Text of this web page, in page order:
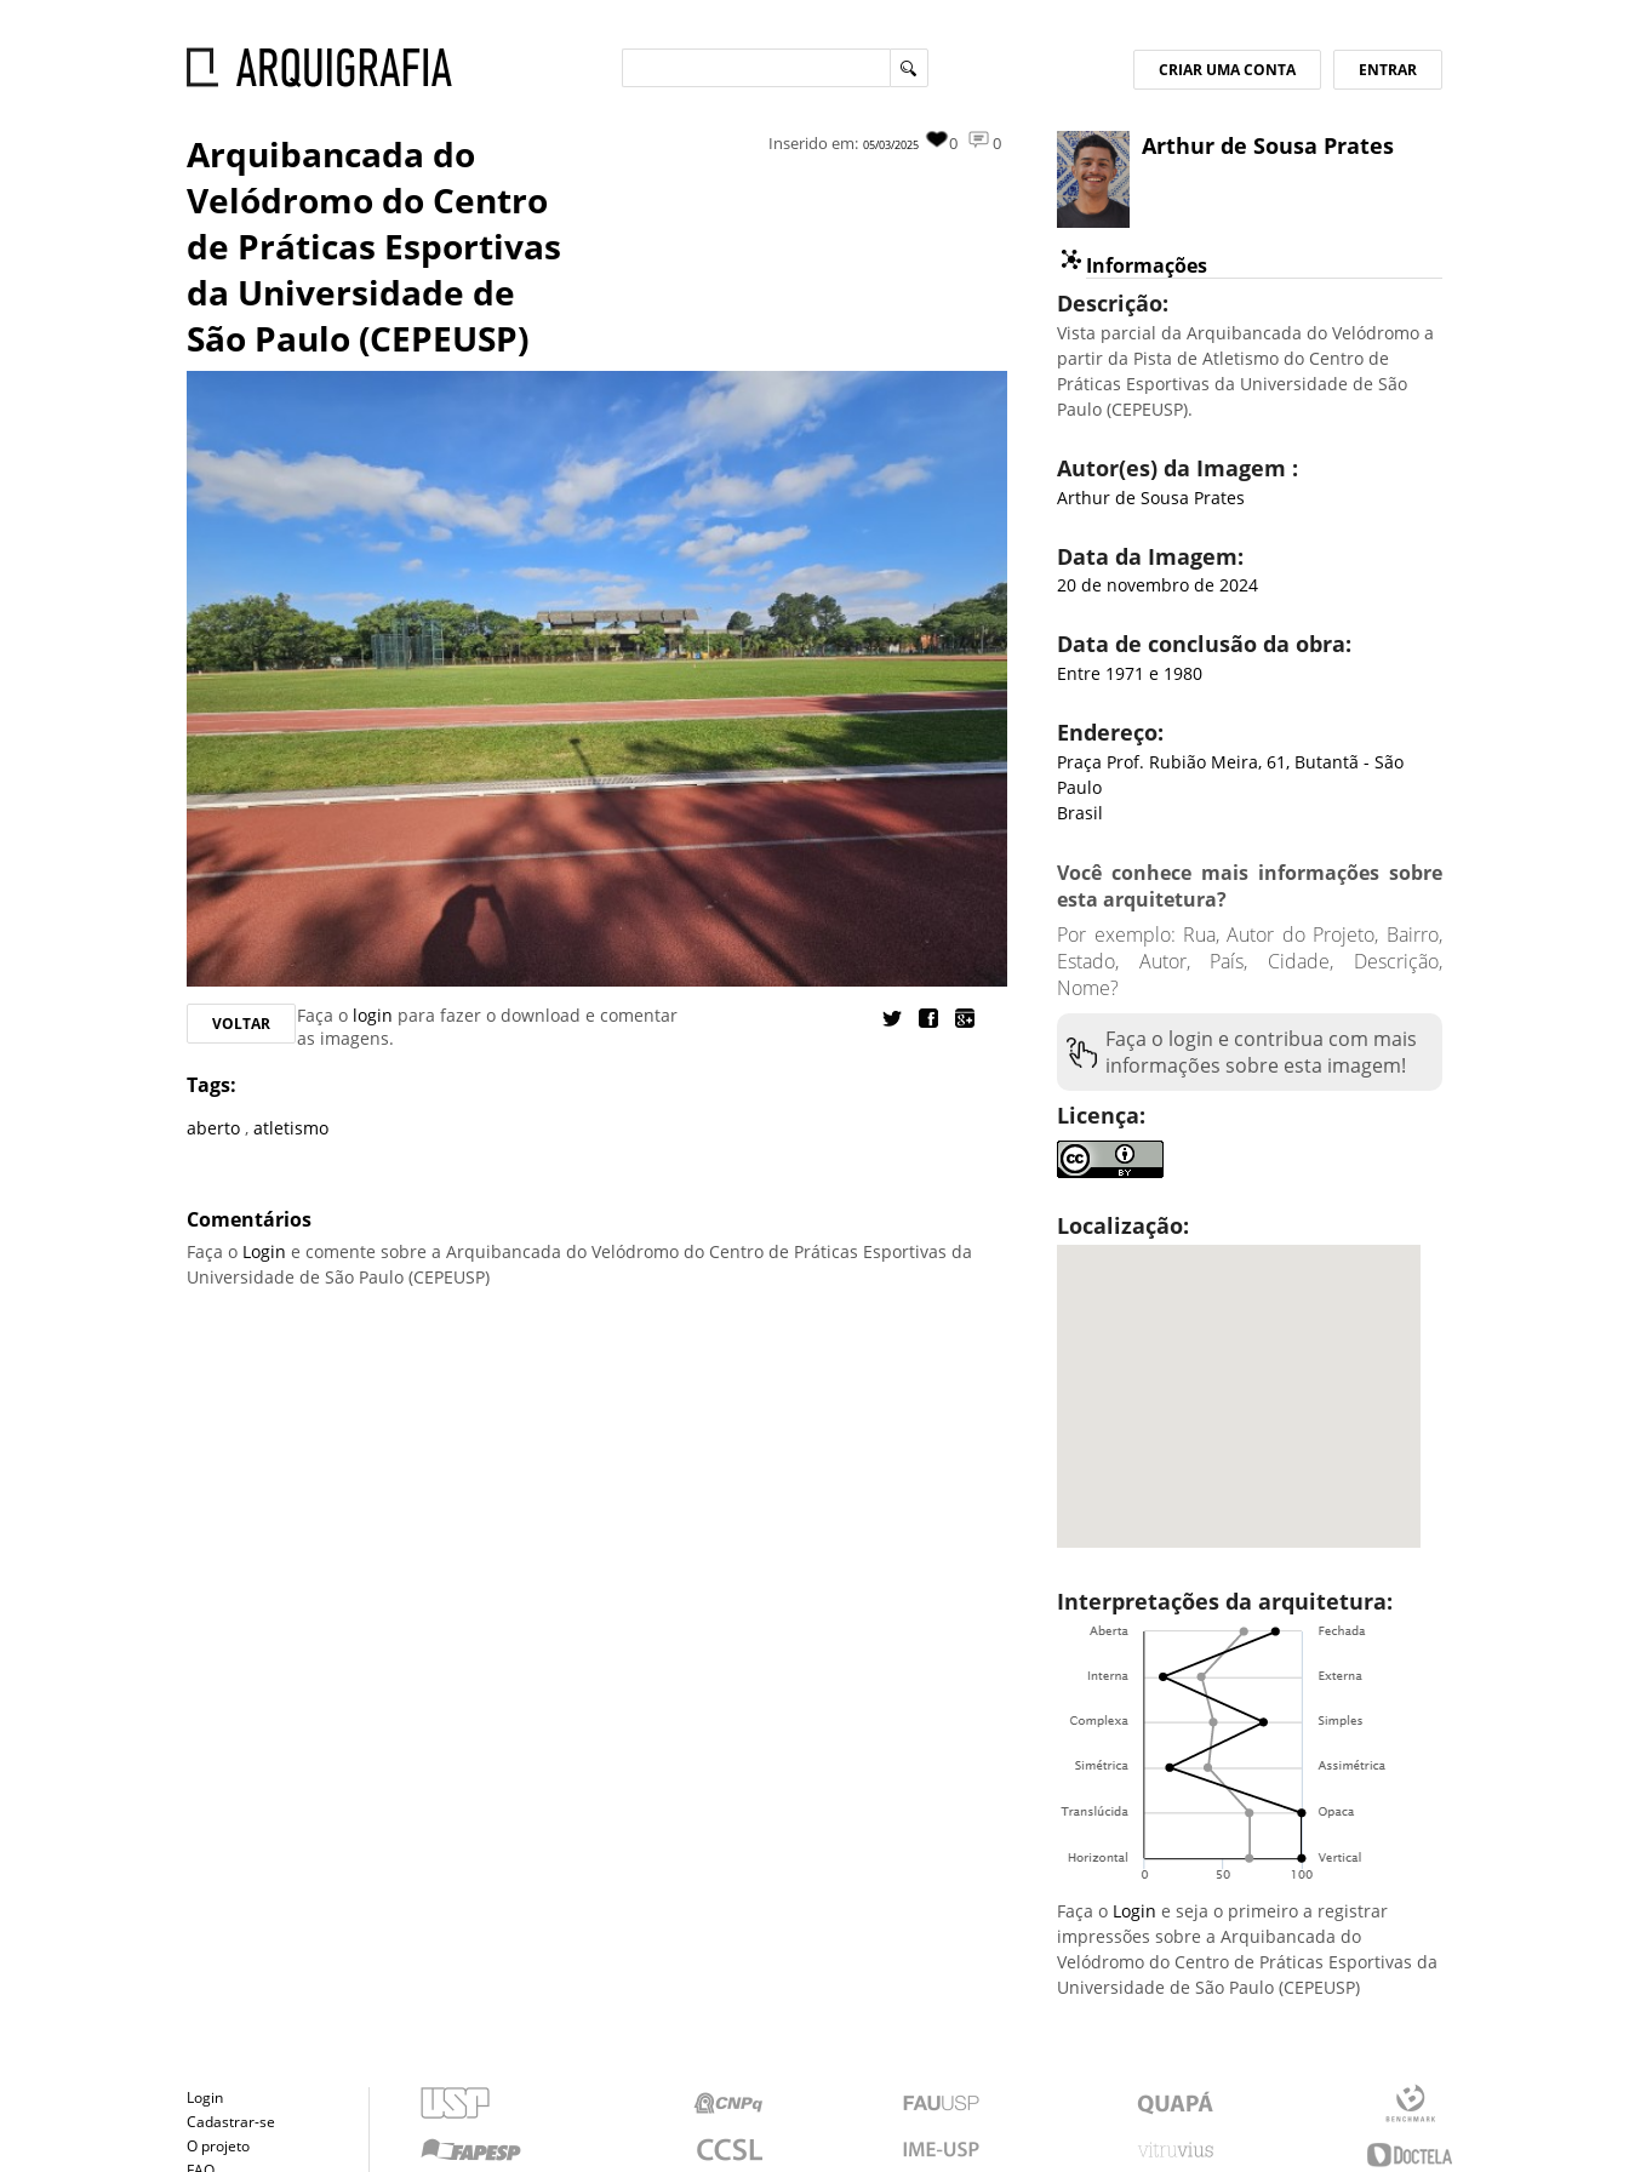
ENTRAR
CRIAR UMA CONTA
Arquibancada do
Velódromo do Centro
de Práticas Esportivas
da Universidade de
São Paulo (CEPEUSP)
0
0
Inserido em: 05/03/2025
VOLTAR Faça o login para fazer o download e comentar
as imagens.
Tags:
aberto ,atletismo
Comentários
Faça o Login e comente sobre a Arquibancada do Velódromo do Centro de Práticas Esportivas da
Universidade de São Paulo (CEPEUSP)
Arthur de Sousa Prates
Informações
Descrição:
Vista parcial da Arquibancada do Velódromo a
partir da Pista de Atletismo do Centro de
Práticas Esportivas da Universidade de São
Paulo (CEPEUSP).
Autor(es) da Imagem :
Arthur de Sousa Prates
Data da Imagem:
20 de novembro de 2024
Data de conclusão da obra:
Entre 1971 e 1980
Endereço:
Praça Prof. Rubião Meira, 61, Butantã - São
Paulo
Brasil
Você conhece mais informações sobre
esta arquitetura?
Por exemplo: Rua, Autor do Projeto, Bairro,
Estado, Autor, País, Cidade, Descrição,
Nome?
Faça o login e contribua com mais
informações sobre esta imagem!
Licença:
Localização:
Interpretações da arquitetura:
Faça o Login e seja o primeiro a registrar
impressões sobre a Arquibancada do
Velódromo do Centro de Práticas Esportivas da
Universidade de São Paulo (CEPEUSP)
Login
Cadastrar-se
O projeto